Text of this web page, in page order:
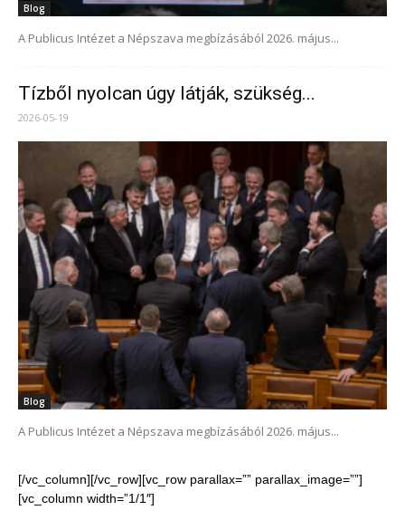
Blog
A Publicus Intézet a Népszava megbízásából 2026. május...
Tízből nyolcan úgy látják, szükség...
2026-05-19
Blog
A Publicus Intézet a Népszava megbízásából 2026. május...
[/vc_column][/vc_row][vc_row parallax=”” parallax_image=””]
[vc_column width=”1/1″]